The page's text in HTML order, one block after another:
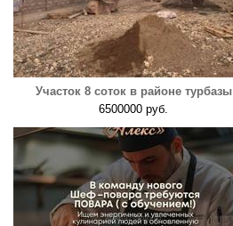
Участок 8 соток в районе турбазы
6500000 руб.